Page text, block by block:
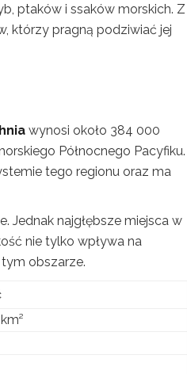
ptaków i ssaków morskich. Z
którzy pragną podziwiać jej
wynosi około 384 000
Północnego Pacyfiku.
tego regionu oraz ma
Jednak najgłębsze miejsca w
nie tylko wpływa na
obszarze.